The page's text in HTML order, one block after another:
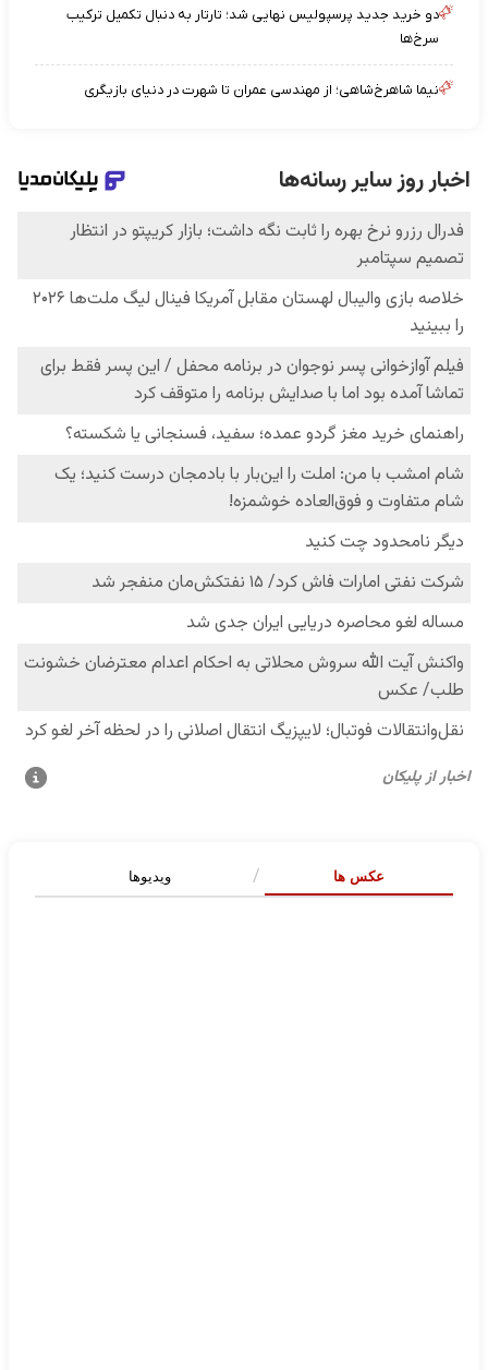
دو خرید جدید پرسپولیس نهایی شد؛ تارتار به دنبال تکمیل ترکیب
سرخ‌ها
نیما شاهرخ‌شاهی؛ از مهندسی عمران تا شهرت در دنیای بازیگری
عکس ها ویدیوها